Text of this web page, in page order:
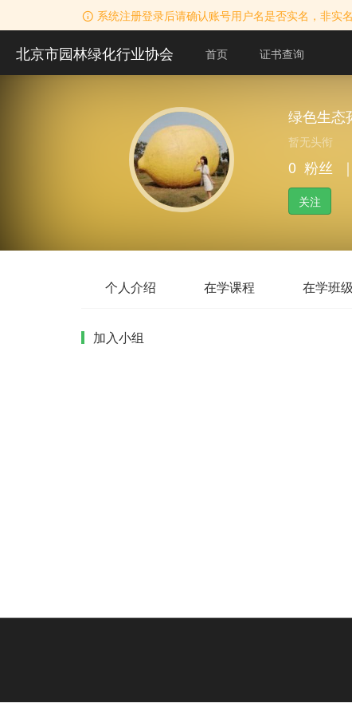
系统注册登录后请确认账号用户名是否实名，非实
北京市园林绿化行业协会 首页 证书查询
绿色生态
暂无头衔
0 粉丝 ｜
关注
个人介绍 在学课程 在学班级
加入小组